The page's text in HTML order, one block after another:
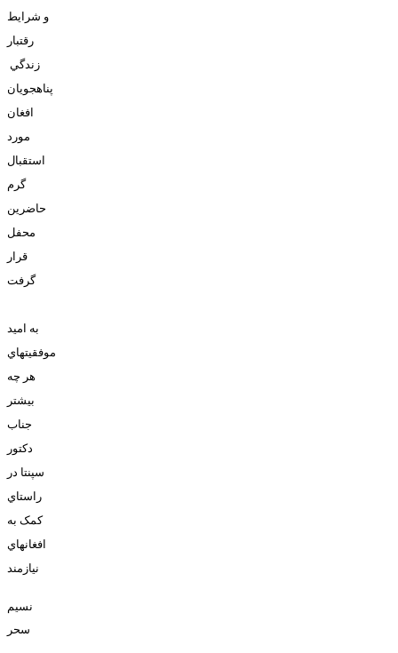
و شرايط
رقتبار
زندگي
پناهجويان
افغان
مورد
استقبال
گرم
حاضرين
محفل
قرار
گرفت
به اميد
موفقيتهاي
هر چه
بيشتر
جناب
دکتور
سپنتا در
راستاي
کمک به
افغانهاي
نيازمند
نسيم
سحر